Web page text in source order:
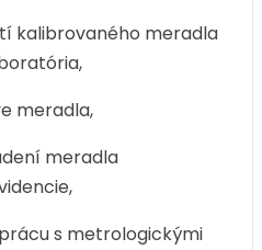
kalibrovaného meradla
meradla,
meradla
s metrologickými